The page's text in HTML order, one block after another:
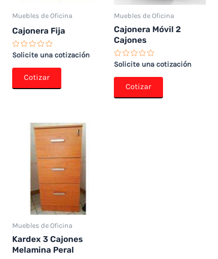
Muebles de Oficina
Cajonera Fija
Valorado
0
Solicite una cotización
Cotizar
Muebles de Oficina
Cajonera Móvil 2
Cajones
Valorado
0
Solicite una cotización
Cotizar
Muebles de Oficina
Kardex 3 Cajones
Melamina Peral